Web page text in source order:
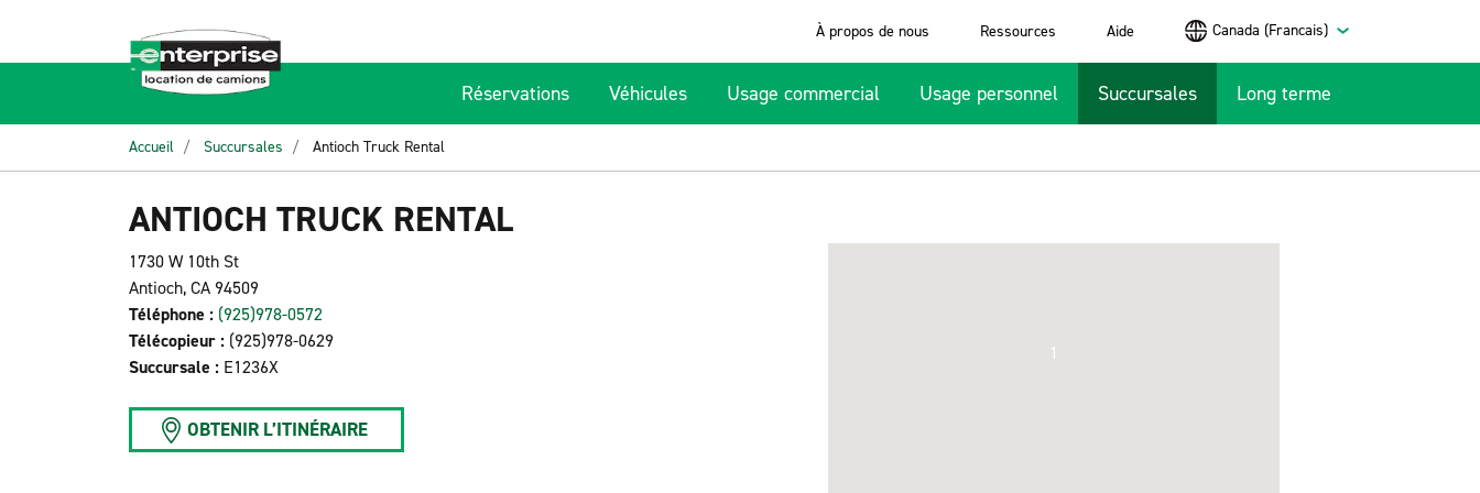
À propos de nous Ressources Aide Canada (Francais)
Réservations Véhicules Usage commercial Usage personnel Succursales Long terme
Accueil Succursales Antioch Truck Rental
ANTIOCH TRUCK RENTAL
1730 W 10th St
Antioch, CA 94509
Téléphone : (925)978-0572
Télécopieur : (925)978-0629
Succursale : E1236X
OBTENIR L’ITINÉRAIRE
1